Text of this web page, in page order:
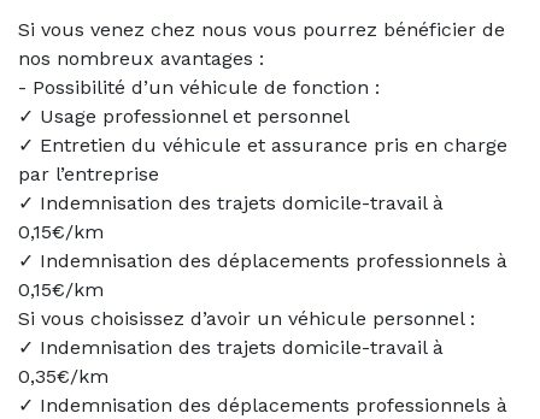
Si vous venez chez nous vous pourrez bénéficier de
nos nombreux avantages :
- Possibilité d’un véhicule de fonction :
✓ Usage professionnel et personnel
✓ Entretien du véhicule et assurance pris en charge
par l’entreprise
✓ Indemnisation des trajets domicile-travail à
0,15€/km
✓ Indemnisation des déplacements professionnels à
0,15€/km
Si vous choisissez d’avoir un véhicule personnel :
✓ Indemnisation des trajets domicile-travail à
0,35€/km
✓ Indemnisation des déplacements professionnels à